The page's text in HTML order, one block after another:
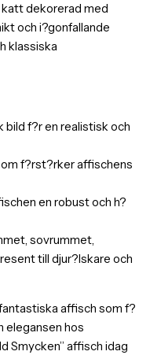
dekorerad med
och i?gonfallande
klassiska
bild f?r en realistisk och
f?rst?rker affischens
en robust och h?
sovrummet,
till djur?lskare och
affisch som f?
elegansen hos
Smycken” affisch idag